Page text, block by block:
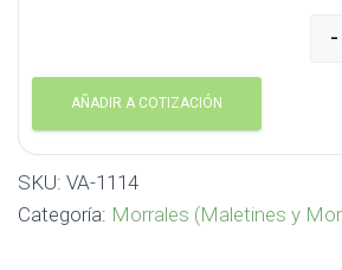
-
AÑADIR A COTIZACIÓN
SKU: VA-1114
Categoría: Morrales (Maletines y